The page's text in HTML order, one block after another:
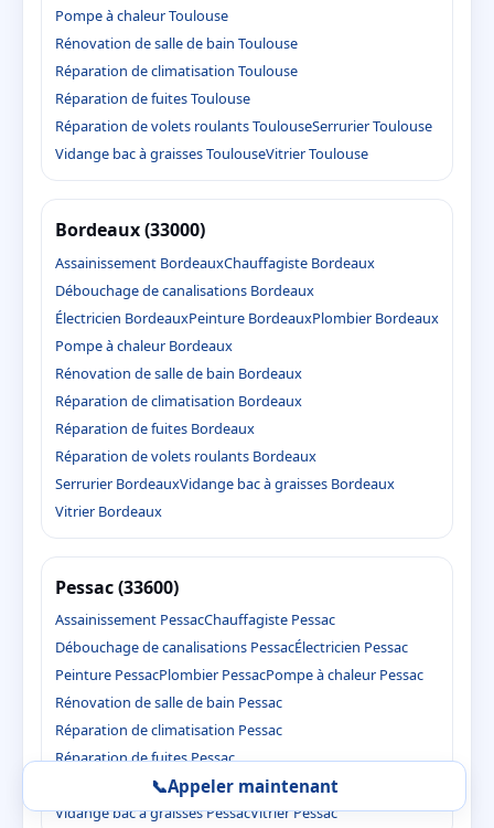
Pompe à chaleur Toulouse
Rénovation de salle de bain Toulouse
Réparation de climatisation Toulouse
Réparation de fuites Toulouse
Réparation de volets roulants ToulouseSerrurier Toulouse
Vidange bac à graisses ToulouseVitrier Toulouse
Bordeaux (33000)
Assainissement BordeauxChauffagiste Bordeaux
Débouchage de canalisations Bordeaux
Électricien BordeauxPeinture BordeauxPlombier Bordeaux
Pompe à chaleur Bordeaux
Rénovation de salle de bain Bordeaux
Réparation de climatisation Bordeaux
Réparation de fuites Bordeaux
Réparation de volets roulants Bordeaux
Serrurier BordeauxVidange bac à graisses Bordeaux
Vitrier Bordeaux
Pessac (33600)
Assainissement PessacChauffagiste Pessac
Débouchage de canalisations PessacÉlectricien Pessac
Peinture PessacPlombier PessacPompe à chaleur Pessac
Rénovation de salle de bain Pessac
Réparation de climatisation Pessac
Réparation de fuites Pessac
Réparation de volets roulants PessacSerrurier Pessac
Vidange bac à graisses PessacVitrier Pessac
📞Appeler maintenant